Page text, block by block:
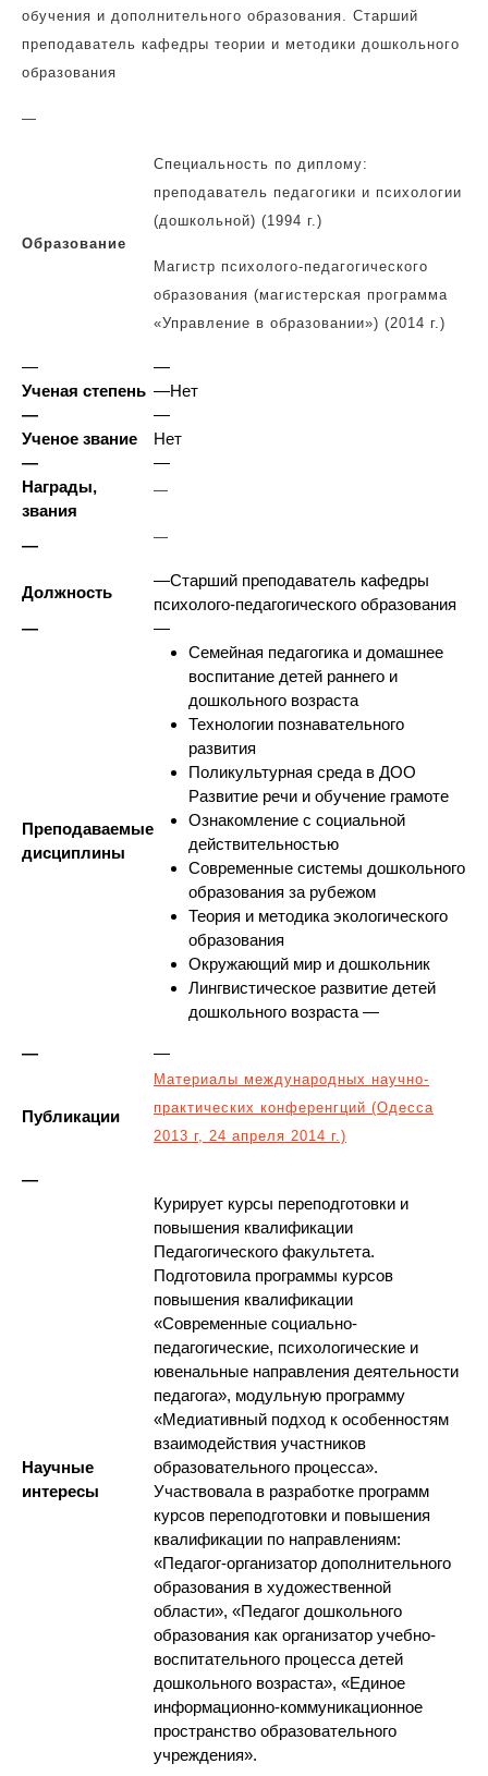
обучения и дополнительного образования. Старший
преподаватель кафедры теории и методики дошкольного
образования
—
Образование
Специальность по диплому:
преподаватель педагогики и психологии
(дошкольной) (1994 г.)
Магистр психолого-педагогического
образования (магистерская программа
«Управление в образовании») (2014 г.)
—
—
Ученая степень —Нет
—
—
Ученое звание
Нет
—
—
Награды,
звания
—
— —
Должность
—Старший преподаватель кафедры
психолого-педагогического образования
—
—
Преподаваемые
дисциплины
Семейная педагогика и домашнее
воспитание детей раннего и
дошкольного возраста
Технологии познавательного
развития
Поликультурная среда в ДОО
Развитие речи и обучение грамоте
Ознакомление с социальной
действительностью
Современные системы дошкольного
образования за рубежом
Теория и методика экологического
образования
Окружающий мир и дошкольник
Лингвистическое развитие детей
дошкольного возраста —
— —
Публикации
Материалы международных научно-
практических конференгций (Одесса
2013 г, 24 апреля 2014 г.)
—
Научные
интересы
Курирует курсы переподготовки и
повышения квалификации
Педагогического факультета.
Подготовила программы курсов
повышения квалификации
«Современные социально-
педагогические, психологические и
ювенальные направления деятельности
педагога», модульную программу
«Медиативный подход к особенностям
взаимодействия участников
образовательного процесса».
Участвовала в разработке программ
курсов переподготовки и повышения
квалификации по направлениям:
«Педагог-организатор дополнительного
образования в художественной
области», «Педагог дошкольного
образования как организатор учебно-
воспитательного процесса детей
дошкольного возраста», «Единое
информационно-коммуникационное
пространство образовательного
учреждения».